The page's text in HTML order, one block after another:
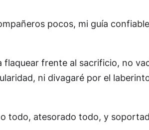
pocos, mi guía
frente al sacrificio, no
ni divagaré por el
todo, atesorado todo, y